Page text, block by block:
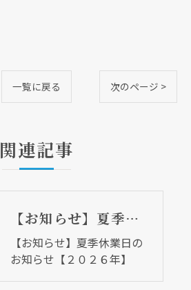
一覧に戻る 次のページ >
関連記事
【お知らせ】夏季休業日のお知らせ【２０２６年】
【お知らせ】夏季休業日の
お知らせ【２０２６年】